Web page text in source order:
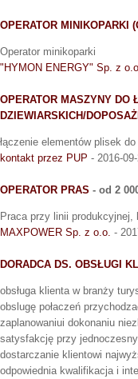
OPERATOR MINIKOPARKI
Operator minikoparki
"HYMON ENERGY" Sp. z o.o.
OPERATOR MASZYNY DO
DZIEWIARSKICH/
łączenie elementów plisek
kontakt przez PUP - 2016-
OPERATOR PRAS - od 2
Praca przy linii produkcyjnej,
MAXPOWER Sp. z o.o. -
DORADCA DS. OBSŁUGI
obsługa klienta w branży
obslugę połaczeń
zaplanowaniui dokonaniu
satysfakcję przy
dostarczanie klientowi
odpowiednia kwalifikacja i